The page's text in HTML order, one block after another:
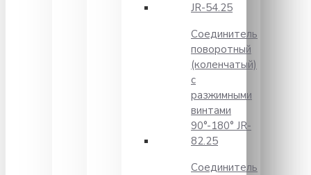
JR-54.25
Соединитель
поворотный
(коленчатый)
с
разжимными
винтами
90°-180° JR-
82.25
Соединитель